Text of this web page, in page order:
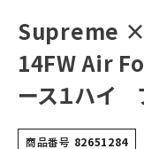
ジャケット・アウター
キャップ・ハット
ニット帽・ビーニー
バックパック・リュッ
Supreme ×
14FW Air
ース１ハイ
商品番号 82651284